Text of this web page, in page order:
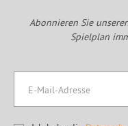
Abonnieren Sie
Spielplan